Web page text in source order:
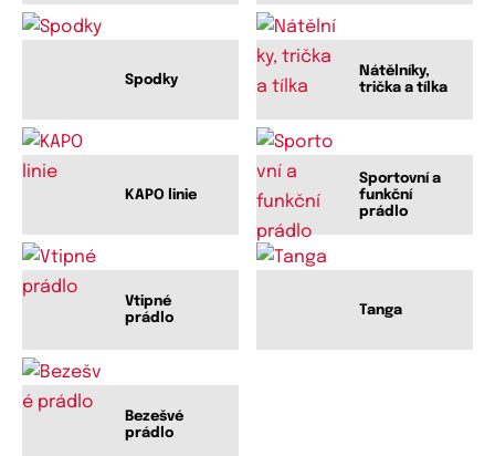
Spodky
Nátělníky,
trička a tílka
KAPO linie
Sportovní a
funkční
prádlo
Vtipné
prádlo
Tanga
Bezešvé
prádlo